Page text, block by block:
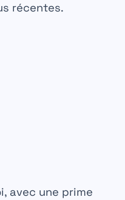
récentes.
avec une prime